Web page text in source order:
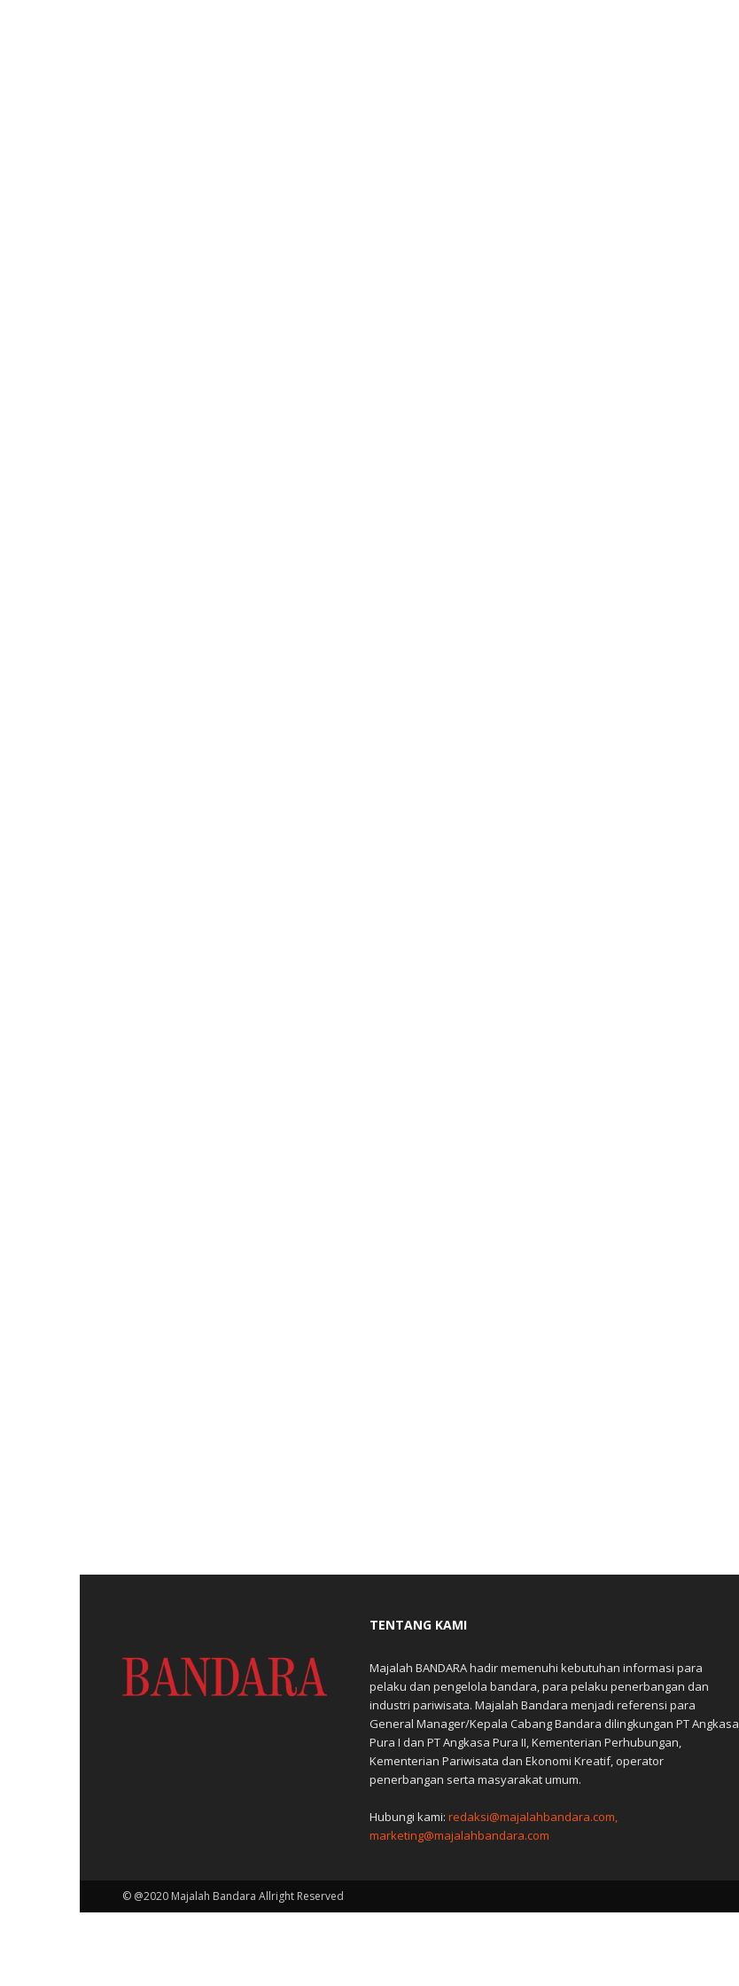
TENTANG KAMI
Majalah BANDARA hadir memenuhi kebutuhan informasi para
pelaku dan pengelola bandara, para pelaku penerbangan dan
industri pariwisata. Majalah Bandara menjadi referensi para
General Manager/Kepala Cabang Bandara dilingkungan PT Angkasa
Pura I dan PT Angkasa Pura II, Kementerian Perhubungan,
Kementerian Pariwisata dan Ekonomi Kreatif, operator
penerbangan serta masyarakat umum.
Hubungi kami: redaksi@majalahbandara.com,
marketing@majalahbandara.com
© @2020 Majalah Bandara Allright Reserved